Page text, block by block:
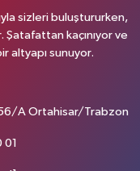
sizleri buluştururken,
kaçınıyor ve
altyapı sunuyor.
A Ortahisar/Trabzon